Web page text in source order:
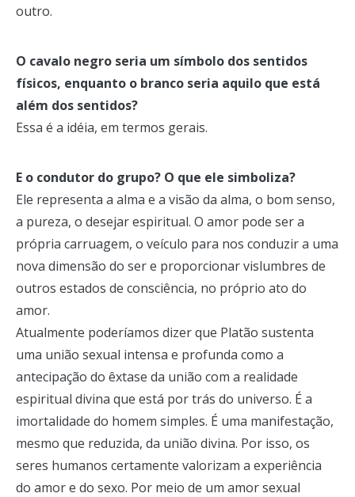
outro.
O cavalo negro seria um símbolo dos sentidos
físicos, enquanto o branco seria aquilo que está
além dos sentidos?
Essa é a idéia, em termos gerais.
E o condutor do grupo? O que ele simboliza?
Ele representa a alma e a visão da alma, o bom senso,
a pureza, o desejar espiritual. O amor pode ser a
própria carruagem, o veículo para nos conduzir a uma
nova dimensão do ser e proporcionar vislumbres de
outros estados de consciência, no próprio ato do
amor.
Atualmente poderíamos dizer que Platão sustenta
uma união sexual intensa e profunda como a
antecipação do êxtase da união com a realidade
espiritual divina que está por trás do universo. É a
imortalidade do homem simples. É uma manifestação,
mesmo que reduzida, da união divina. Por isso, os
seres humanos certamente valorizam a experiência
do amor e do sexo. Por meio de um amor sexual